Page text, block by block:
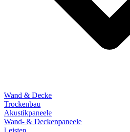
Wand & Decke
Trockenbau
Akustikpaneele
Wand- & Deckenpaneele